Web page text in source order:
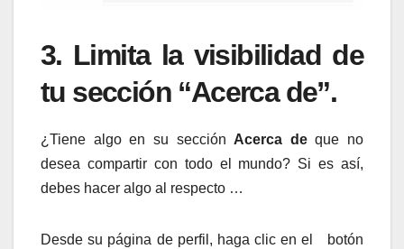
3. Limita la visibilidad de
tu sección “Acerca de”.
¿Tiene algo en su sección Acerca deque no
desea compartir con todo el mundo? Si es así,
debes hacer algo al respecto …
Desde su página de perfil, haga clic en el botón